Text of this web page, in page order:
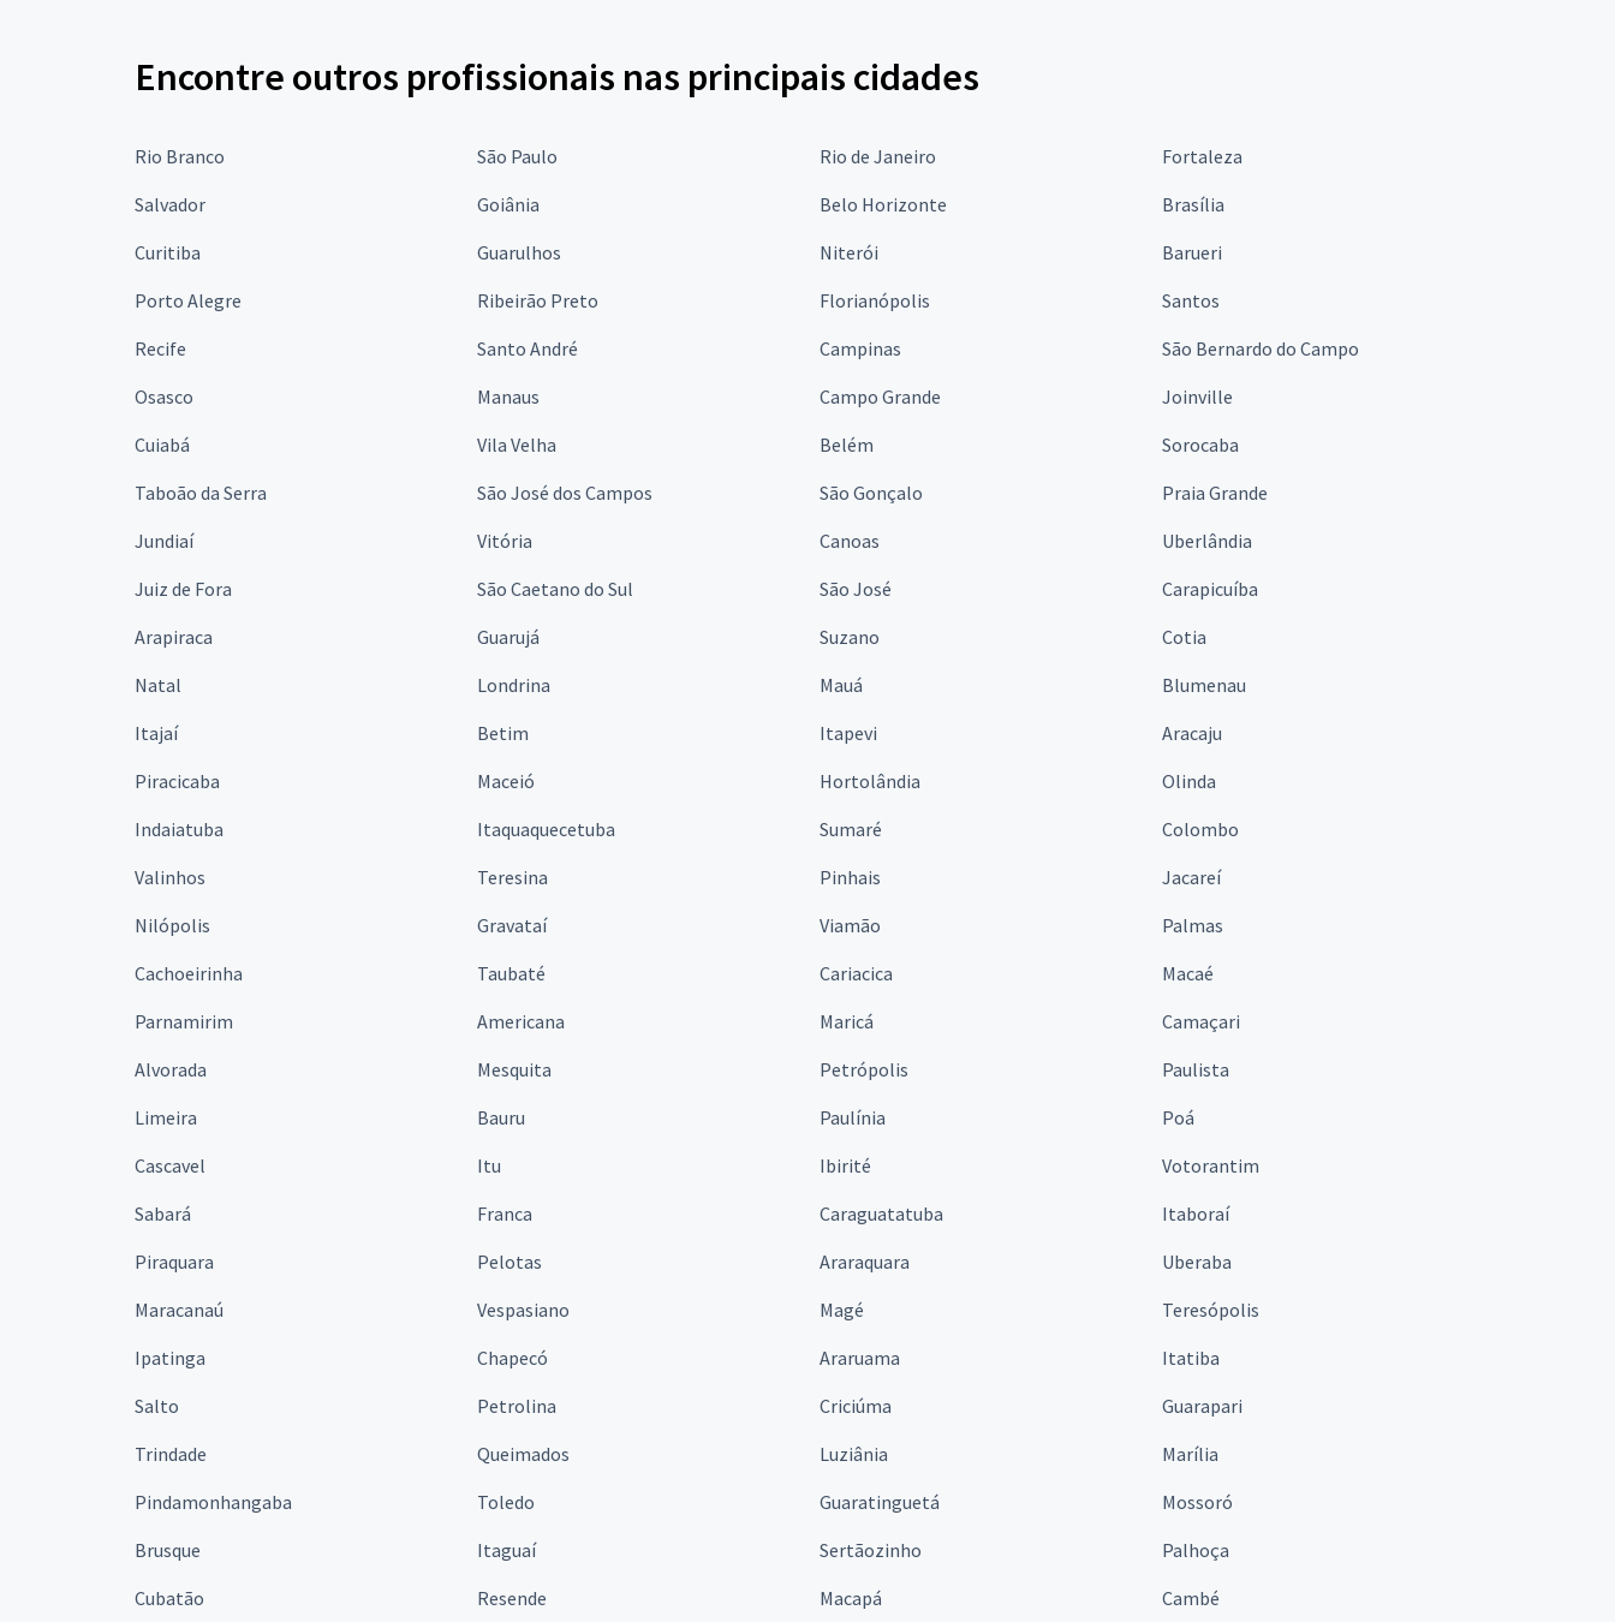
Encontre outros profissionais nas principais cidades
Rio Branco São Paulo Rio de Janeiro
Fortaleza
Salvador
Goiânia Belo Horizonte
Brasília
Curitiba
Guarulhos Niterói
Barueri
Porto Alegre
Ribeirão Preto Florianópolis
Santos
Recife
Santo André Campinas
São Bernardo do Campo
Osasco
Manaus Campo Grande
Joinville
Cuiabá
Vila Velha Belém
Sorocaba
Taboão da Serra
São José dos Campos São Gonçalo
Praia Grande
Jundiaí
Vitória Canoas
Uberlândia
Juiz de Fora
São Caetano do Sul São José
Carapicuíba
Arapiraca
Guarujá Suzano
Cotia
Natal
Londrina Mauá
Blumenau
Itajaí
Betim Itapevi
Aracaju
Piracicaba
Maceió Hortolândia
Olinda
Indaiatuba
Itaquaquecetuba Sumaré
Colombo
Valinhos
Teresina Pinhais
Jacareí
Nilópolis
Gravataí Viamão
Palmas
Cachoeirinha
Taubaté Cariacica
Macaé
Parnamirim
Americana Maricá
Camaçari
Alvorada
Mesquita Petrópolis
Paulista
Limeira
Bauru Paulínia
Poá
Cascavel
Itu Ibirité
Votorantim
Sabará
Franca Caraguatatuba
Itaboraí
Piraquara
Pelotas Araraquara
Uberaba
Maracanaú
Vespasiano Magé
Teresópolis
Ipatinga
Chapecó Araruama
Itatiba
Salto
Petrolina Criciúma
Guarapari
Trindade
Queimados Luziânia
Marília
Pindamonhangaba
Toledo Guaratinguetá
Mossoró
Brusque
Itaguaí Sertãozinho
Palhoça
Cubatão
Resende Macapá Cambé